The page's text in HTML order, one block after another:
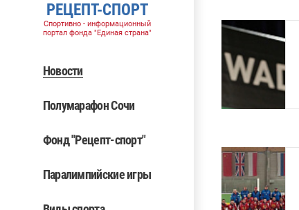
РЕЦЕПТ-СПОРТ
Спортивно - информационный
портал фонда "Единая страна"
Новости
Полумарафон Сочи
Фонд "Рецепт-спорт"
Паралимпийские игры